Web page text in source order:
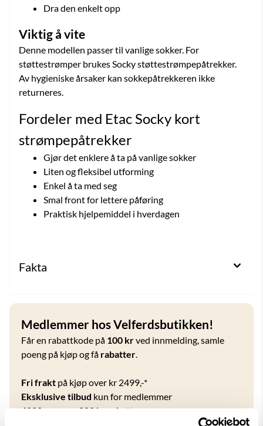
Dra den enkelt opp
Viktig å vite
Denne modellen passer til vanlige sokker. For
støttestrømper brukes Socky støttestrømpepåtrekker.
Av hygieniske årsaker kan sokkepåtrekkeren ikke
returneres.
Fordeler med Etac Socky kort
strømpepåtrekker
Gjør det enklere å ta på vanlige sokker
Liten og fleksibel utforming
Enkel å ta med seg
Smal front for lettere påføring
Praktisk hjelpemiddel i hverdagen
Fakta
Medlemmer hos Velferdsbutikken!
Får en rabattkode på 100 krved innmelding, samle
poeng på kjøp og få rabatter
Fri frakt på kjøp over kr 2499,-*
Eksklusive tilbud kun for medlemmer
4000 poeng = 200 kr rabatt